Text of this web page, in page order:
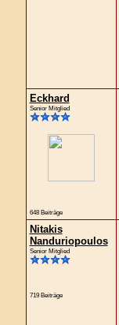
Eckhard
Senior Mitglied
648 Beiträge
Nitakis
Nanduriopoulos
Senior Mitglied
719 Beiträge